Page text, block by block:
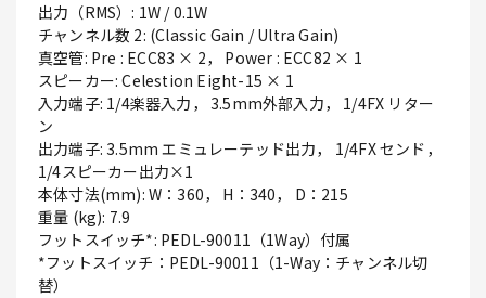
出力（RMS）: 1W / 0.1W
チャンネル数 2: (Classic Gain / Ultra Gain)
真空管: Pre : ECC83 × 2， Power : ECC82 × 1
スピーカー: Celestion Eight-15 × 1
入力端子: 1/4楽器入力， 3.5mm外部入力， 1/4FX リター
ン
出力端子: 3.5mm エミュレーテッド出力， 1/4FX センド，
1/4スピーカー出力×1
本体寸法(mm): W：360， H：340， D：215
重量 (kg): 7.9
フットスイッチ*: PEDL-90011（1Way）付属
*フットスイッチ：PEDL-90011（1-Way：チャンネル切
替）